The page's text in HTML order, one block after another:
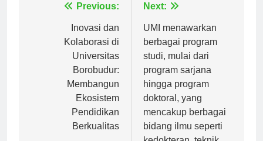
NavigasiPrevious:
Inovasi dan
Kolaborasi di
Universitas
Borobudur:
Membangun
Ekosistem
Pendidikan
Berkualitas
Next:
UMI menawarkan
berbagai program
studi, mulai dari
program sarjana
hingga program
doktoral, yang
mencakup berbagai
bidang ilmu seperti